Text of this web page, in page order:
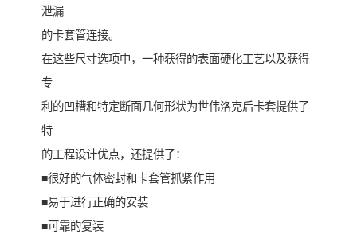
泄漏
的卡套管连接。
在这些尺寸选项中，一种获得的表面硬化工艺以及获得
专
利的凹槽和特定断面几何形状为世伟洛克后卡套提供了
特
的工程设计优点，还提供了：
■很好的气体密封和卡套管抓紧作用
■易于进行正确的安装
■可靠的复装